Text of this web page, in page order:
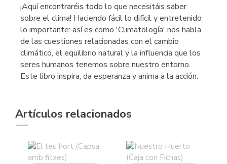
¡Aquí encontraréis todo lo que necesitáis saber
sobre el clima! Haciendo fácil lo difícil y entretenido
lo importante: así es como 'Climatología' nos habla
de las cuestiones relacionadas con el cambio
climático, el equilibrio natural y la influencia que los
seres humanos tenemos sobre nuestro entorno.
Este libro inspira, da esperanza y anima a la acción.
Artículos relacionados